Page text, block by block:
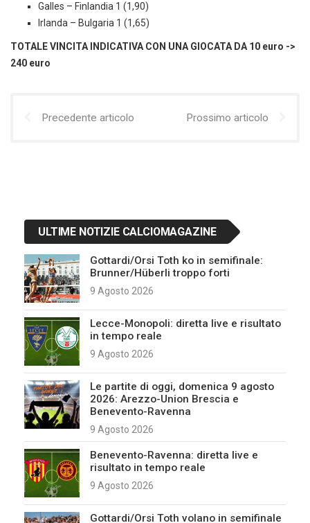
Galles – Finlandia 1 (1,90)
Irlanda – Bulgaria 1 (1,65)
TOTALE VINCITA INDICATIVA CON UNA GIOCATA DA 10 euro ->
240 euro
Precedente articolo Prossimo articolo
ULTIME NOTIZIE CALCIOMAGAZINE
Gottardi/Orsi Toth ko in semifinale:
Brunner/Hüberli troppo forti
9 Agosto 2026
Lecce-Monopoli: diretta live e risultato
in tempo reale
9 Agosto 2026
Le partite di oggi, domenica 9 agosto
2026: Arezzo-Union Brescia e
Benevento-Ravenna
9 Agosto 2026
Benevento-Ravenna: diretta live e
risultato in tempo reale
9 Agosto 2026
Gottardi/Orsi Toth volano in semifinale